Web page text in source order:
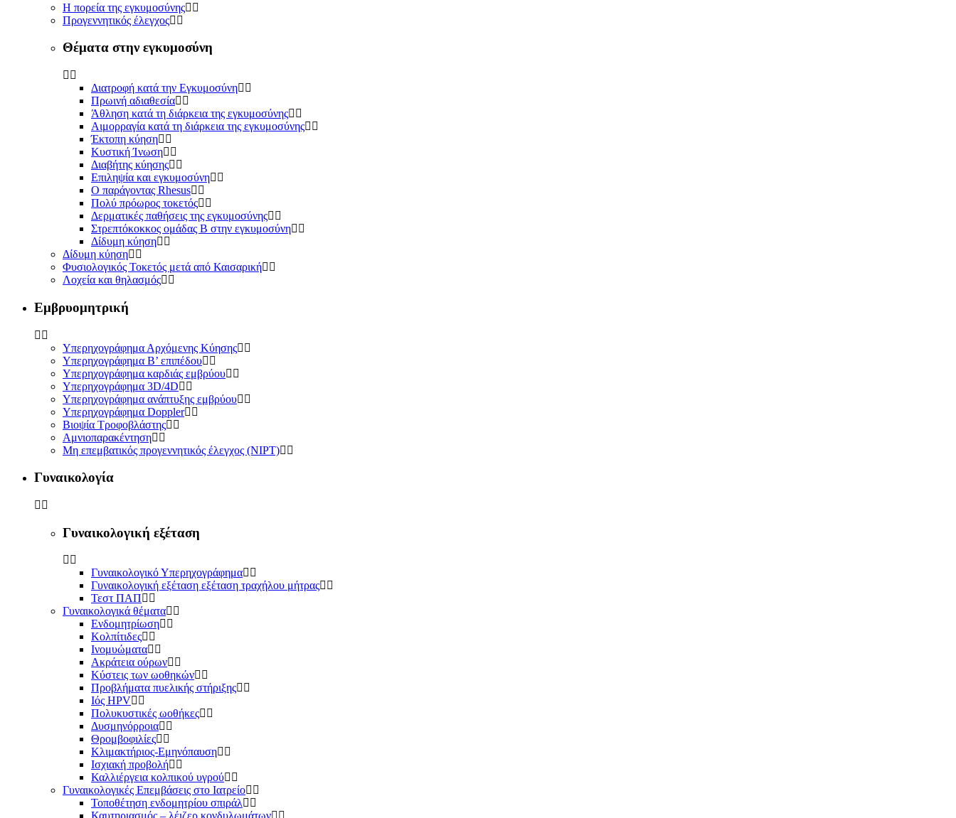
Η πορεία της εγκυμοσύνης
Προγεννητικός έλεγχος
Θέματα στην εγκυμοσύνη
Διατροφή κατά την Εγκυμοσύνη
Πρωινή αδιαθεσία
Άθληση κατά τη διάρκεια της εγκυμοσύνης
Αιμορραγία κατά τη διάρκεια της εγκυμοσύνης
Έκτοπη κύηση
Κυστική Ίνωση
Διαβήτης κύησης
Επιληψία και εγκυμοσύνη
Ο παράγοντας Rhesus
Πολύ πρόωρος τοκετός
Δερματικές παθήσεις της εγκυμοσύνης
Στρεπτόκοκκος ομάδας Β στην εγκυμοσύνη
Δίδυμη κύηση
Δίδυμη κύηση
Φυσιολογικός Τοκετός μετά από Καισαρική
Λοχεία και θηλασμός
Εμβρυομητρική
Υπερηχογράφημα Αρχόμενης Κύησης
Υπερηχογράφημα Β’ επιπέδου
Υπερηχογράφημα καρδιάς εμβρύου
Υπερηχογράφημα 3D/4D
Υπερηχογράφημα ανάπτυξης εμβρύου
Υπερηχογράφημα Doppler
Βιοψία Τροφοβλάστης
Αμνιοπαρακέντηση
Μη επεμβατικός προγεννητικός έλεγχος (NIPT)
Γυναικολογία
Γυναικολογική εξέταση
Γυναικολογικό Υπερηχογράφημα
Γυναικολογική εξέταση εξέταση τραχήλου μήτρας
Τεστ ΠΑΠ
Γυναικολογικά θέματα
Ενδομητρίωση
Κολπίτιδες
Ινομυώματα
Ακράτεια ούρων
Κύστεις των ωοθηκών
Προβλήματα πυελικής στήριξης
Ιός HPV
Πολυκυστικές ωοθήκες
Δυσμηνόρροια
Θρομβοφιλίες
Κλιμακτήριος-Εμηνόπαυση
Ισχιακή προβολή
Καλλιέργεια κολπικού υγρού
Γυναικολογικές Επεμβάσεις στο Ιατρείο
Τοποθέτηση ενδομητρίου σπιράλ